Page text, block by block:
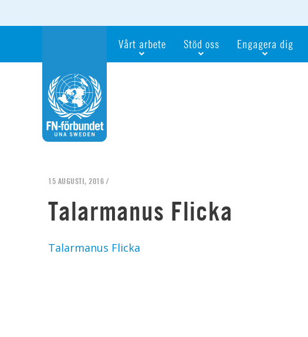
Vårt arbete Stöd oss Engagera dig
15 AUGUSTI, 2016 /
Talarmanus Flicka
Talarmanus Flicka